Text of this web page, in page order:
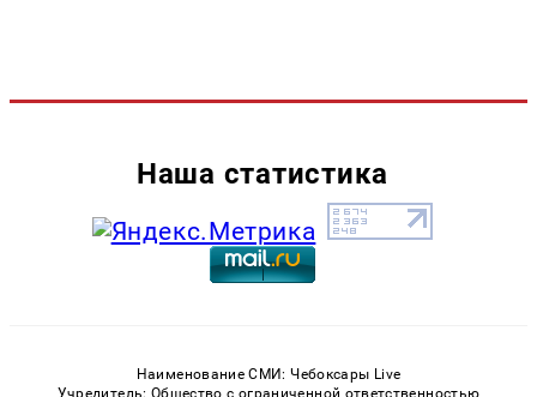
Наша статистика
Наименование СМИ: Чебоксары Live
Учредитель: Общество с ограниченной ответственностью